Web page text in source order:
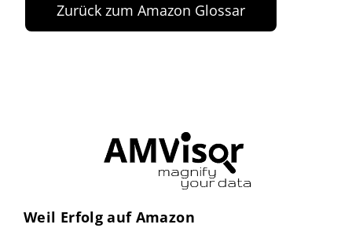
Zurück zum Amazon Glossar
Weil Erfolg auf Amazon